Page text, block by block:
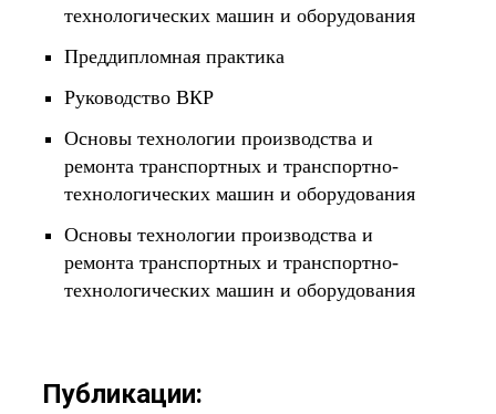
технологических машин и оборудования
Преддипломная практика
Руководство ВКР
Основы технологии производства и
ремонта транспортных и транспортно-
технологических машин и оборудования
Основы технологии производства и
ремонта транспортных и транспортно-
технологических машин и оборудования
Публикации: